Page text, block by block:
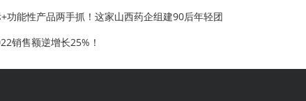
功能性产品两手抓！这家山西药企组建90后年轻团
销售额逆增长25%！